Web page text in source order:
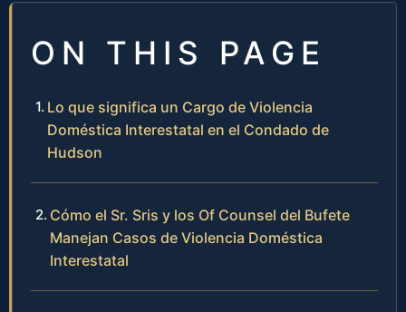
ON THIS PAGE
Lo que significa un Cargo de Violencia
Doméstica Interestatal en el Condado de
Hudson
Cómo el Sr. Sris y los Of Counsel del Bufete
Manejan Casos de Violencia Doméstica
Interestatal